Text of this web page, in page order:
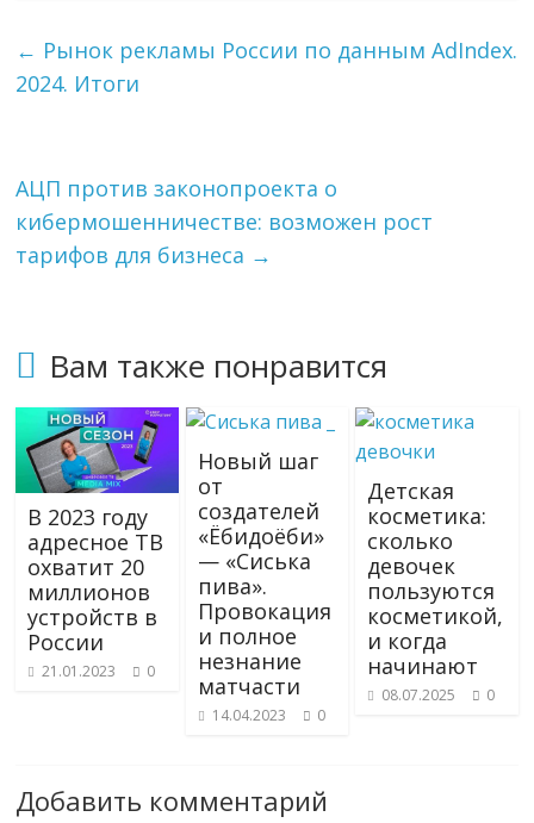
r
a
l
a
i
i
в
← Рынок рекламы России по данным AdIndex.
2024. Итоги
АЦП против законопроекта о
кибермошенничестве: возможен рост
тарифов для бизнеса →
Вам также понравится
В 2023 году
адресное ТВ
охватит 20
миллионов
устройств в
России
21.01.2023 0
Новый шаг
от
создателей
«Ёбидоёби»
— «Сиська
пива».
Провокация
и полное
незнание
матчасти
14.04.2023 0
Детская
косметика:
сколько
девочек
пользуются
косметикой,
и когда
начинают
08.07.2025 0
Добавить комментарий